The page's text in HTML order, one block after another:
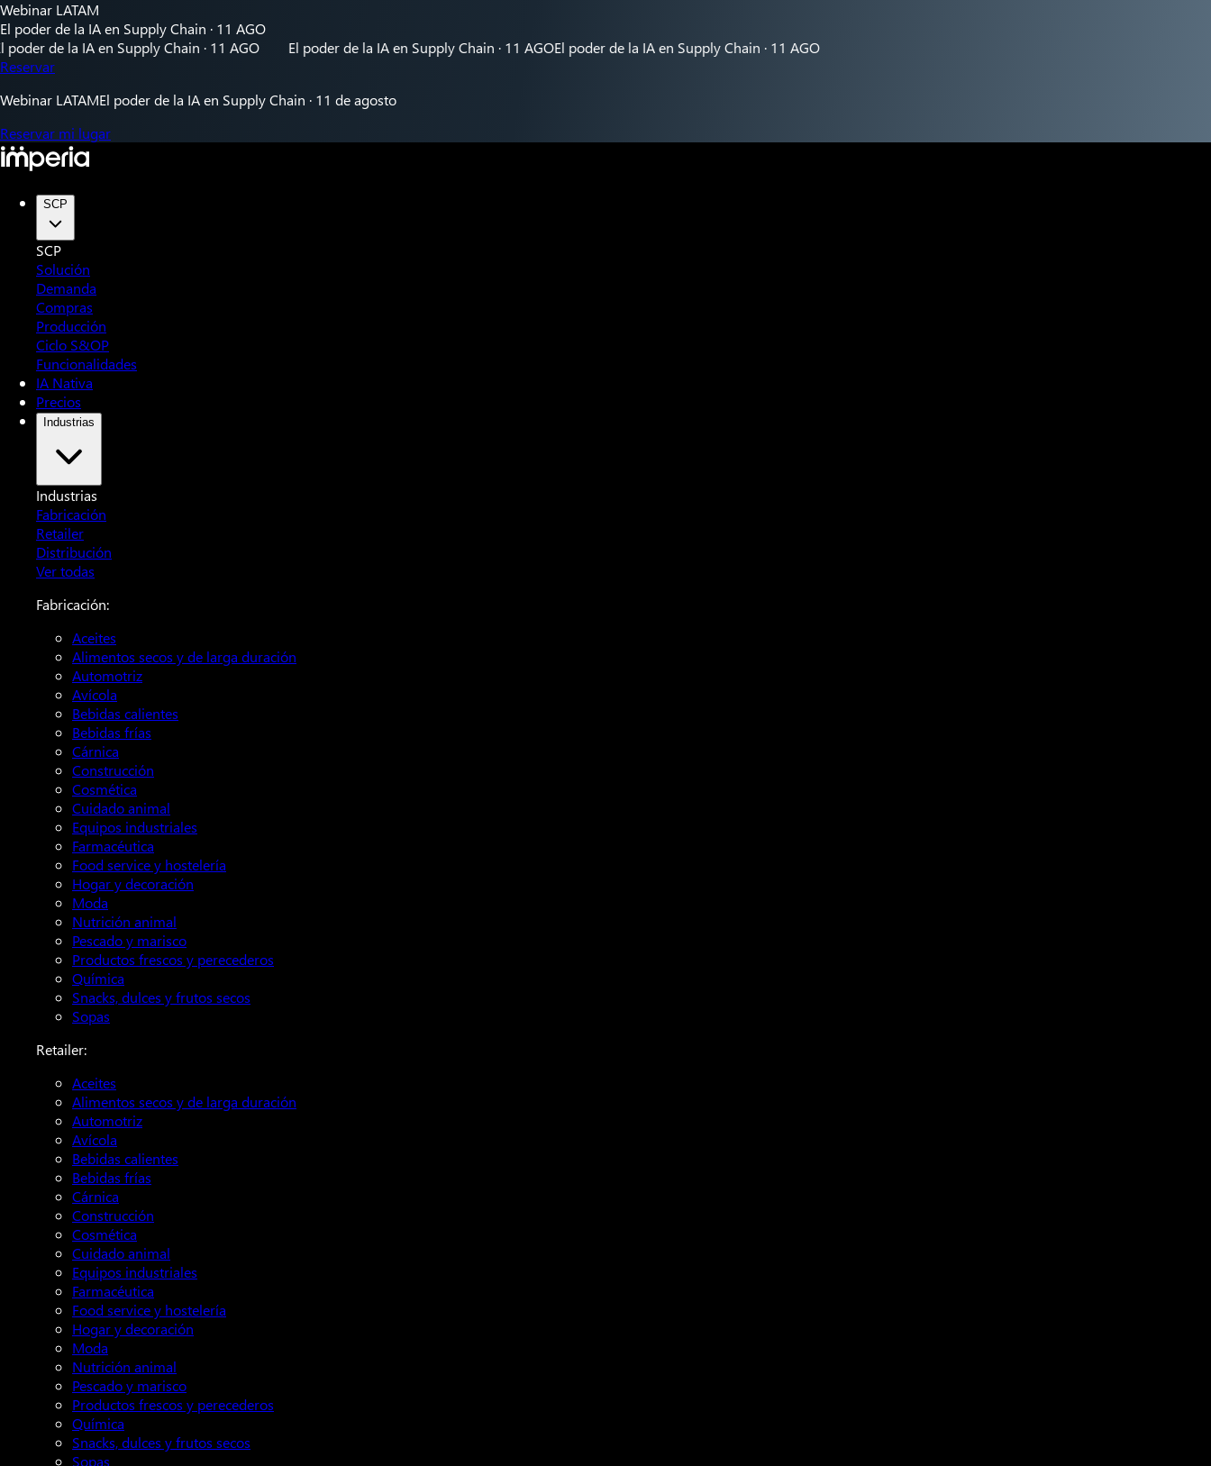
Webinar LATAM
El poder de la IA en Supply Chain · 11 AGO
de la IA en Supply Chain · 11 AGO
El poder de la IA en Supply Chain · 11 AGOEl poder de la IA en Supply Chain · 11 AGO
Reservar
Webinar LATAMEl poder de la IA en Supply Chain · 11 de agosto
Reservar mi lugar
SCP
SCP
Solución
Demanda
Compras
Producción
Ciclo S&OP
Funcionalidades
IA Nativa
Precios
Industrias
Industrias
Fabricación
Retailer
Distribución
Ver todas
Fabricación:
Aceites
Alimentos secos y de larga duración
Automotriz
Avícola
Bebidas calientes
Bebidas frías
Cárnica
Construcción
Cosmética
Cuidado animal
Equipos industriales
Farmacéutica
Food service y hostelería
Hogar y decoración
Moda
Nutrición animal
Pescado y marisco
Productos frescos y perecederos
Química
Snacks, dulces y frutos secos
Sopas
Retailer:
Aceites
Alimentos secos y de larga duración
Automotriz
Avícola
Bebidas calientes
Bebidas frías
Cárnica
Construcción
Cosmética
Cuidado animal
Equipos industriales
Farmacéutica
Food service y hostelería
Hogar y decoración
Moda
Nutrición animal
Pescado y marisco
Productos frescos y perecederos
Química
Snacks, dulces y frutos secos
Sopas